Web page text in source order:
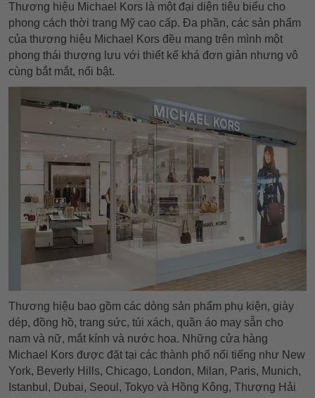
Thương hiệu Michael Kors là một đại diện tiêu biểu cho
phong cách thời trang Mỹ cao cấp. Đa phần, các sản phẩm
của thương hiệu Michael Kors đều mang trên mình một
phong thái thượng lưu với thiết kế khá đơn giản nhưng vô
cùng bắt mắt, nổi bật.
Thương hiệu bao gồm các dòng sản phẩm phụ kiện, giày
dép, đồng hồ, trang sức, túi xách, quần áo may sẵn cho
nam và nữ, mắt kính và nước hoa. Những cửa hàng
Michael Kors được đặt tại các thành phố nổi tiếng như New
York, Beverly Hills, Chicago, London, Milan, Paris, Munich,
Istanbul, Dubai, Seoul, Tokyo và Hồng Kông, Thượng Hải